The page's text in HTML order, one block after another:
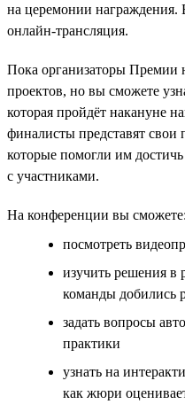
на церемонии
онлайн-трансляция.
Пока организаторы Премии
проектов, но вы сможете
которая пройдёт накануне
финалисты представят свои
которые помогли им
с участниками.
На конференции вы сможете:
посмотреть
изучить решения в
команды добились
задать вопросы
практики
узнать на
как жюри